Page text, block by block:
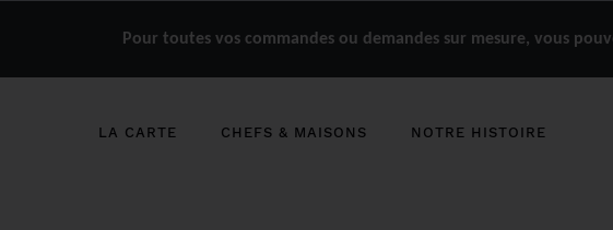
Pour toutes vos commandes ou demandes sur mesure, vous
LA CARTE CHEFS & MAISONS NOTRE HISTOIRE